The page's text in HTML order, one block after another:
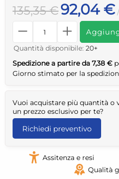
135,35 €92,04 €
Quantità disponibile: 20+
Spedizione a partire da 7,38 €
Giorno stimato per la
Vuoi acquistare più quantità o
un prezzo esclusivo per te?
Richiedi preventivo
Assitenza e resi
Qualità